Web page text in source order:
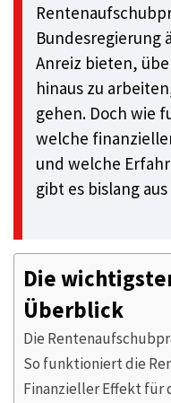
Bundesregierung
Anreiz bieten,
hinaus zu
gehen. Doch wie
welche
und welche
gibt es bislang
Die
Überblick
Die
So funktioniert die
Finanzieller Effekt für